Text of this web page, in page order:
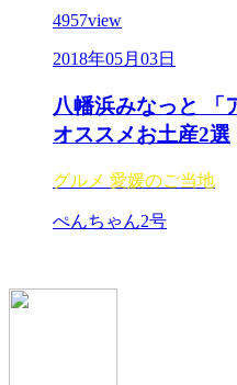
4957view
2018年05月03日
八幡浜みなっと 「
オススメお土産2選
グルメ 愛媛のご当地
ぺんちゃん2号